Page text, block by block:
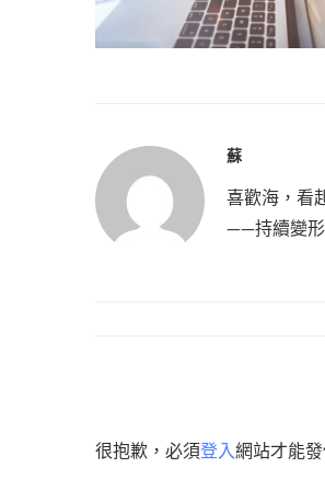
蘇
喜歡海，看
——持續變
很抱歉，必須登入網站才能發